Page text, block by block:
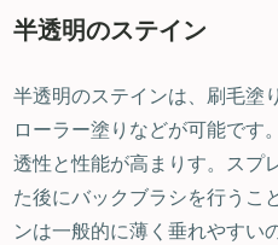
半透明のステイン
半透明のステインは、刷毛塗
ローラー塗りなどが可能です
透性と性能が高まりす。スプ
た後にバックブラシを行うこ
ンは一般的に薄く垂れやすい